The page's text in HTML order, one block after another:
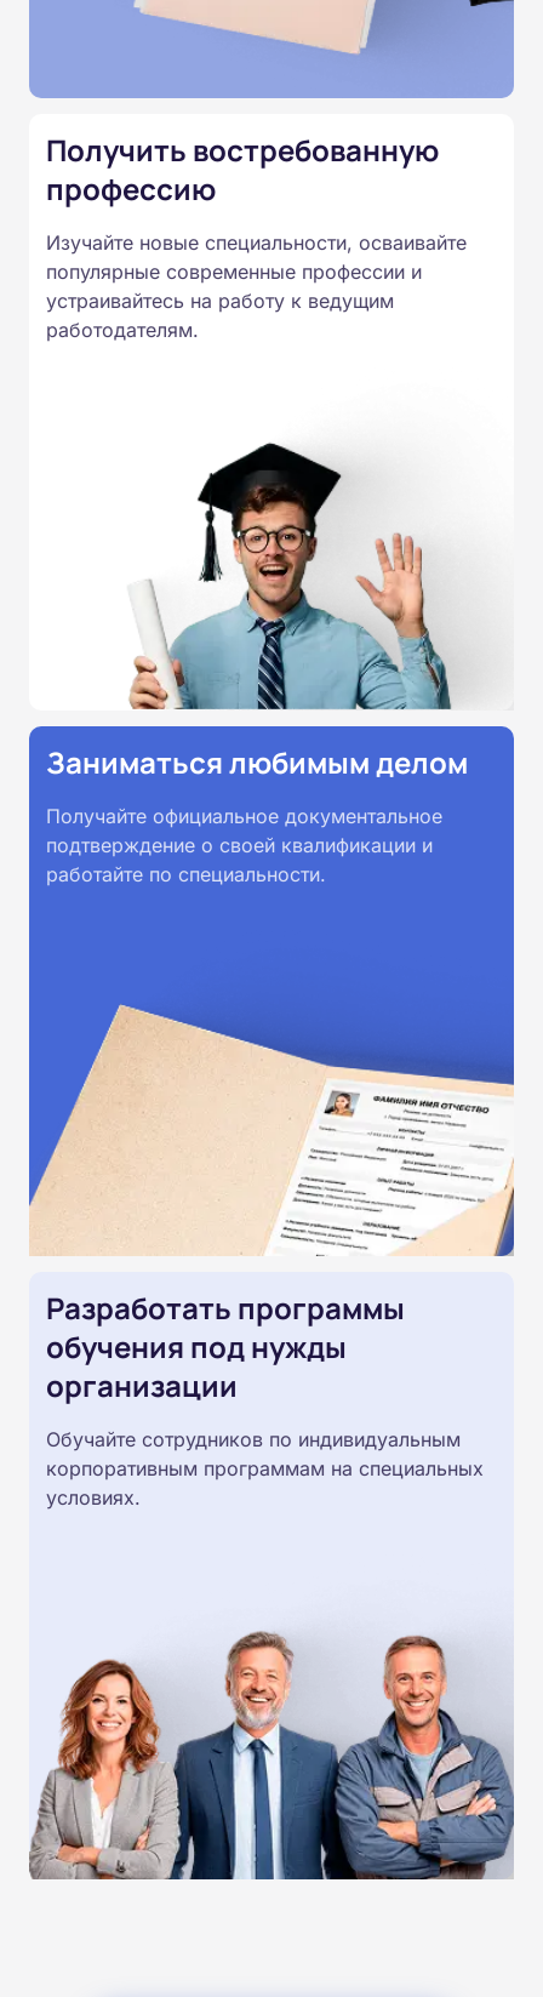
Министерства образования.
Подготовка ведется по всем
России от 14.07.2023 N 534 в
соответствии с Федеральными
образовательными стандартами
профессионального образования.
Удостоверения и дипломы о
Получить востребованную
профессию
Изучайте новые специальности, осваивайте
популярные современные профессии и
устраивайтесь на работу к ведущим
работодателям.
Заниматься любимым делом
Получайте официальное документальное
подтверждение о своей квалификации и
работайте по специальности.
Разработать программы
обучения под нужды
организации
Обучайте сотрудников по индивидуальным
корпоративным программам на специальных
условиях.